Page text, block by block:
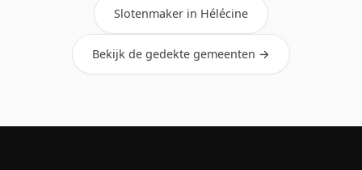
Slotenmaker in Hélécine
Bekijk de gedekte gemeenten →